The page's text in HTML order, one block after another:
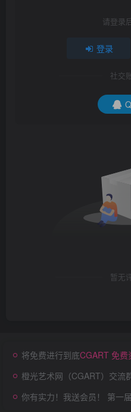
请登录
登录
社交
暂无
将免费进行到底CGART 免费
橙光艺术网（CGART）交流
你有实力！我送会员！ 第一